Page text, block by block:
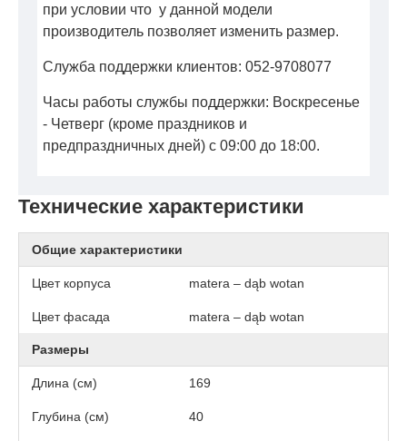
Технические характеристики
Общие характеристики
Цвет корпуса matera – dąb wotan
Цвет фасада matera – dąb wotan
Размеры
Длина (см) 169
Глубина (см) 40
при условии что у данной модели
производитель позволяет изменить размер.
Служба поддержки клиентов: 052-9708077
Часы работы службы поддержки: Воскресенье
- Четверг (кроме праздников и
предпраздничных дней) с 09:00 до 18:00.